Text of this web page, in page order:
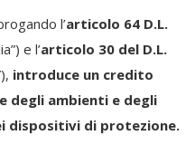
l’articolo 64 D.L.
e l’articolo 30 del D.L.
introduce un credito
degli ambienti e degli
dispositivi di protezione.